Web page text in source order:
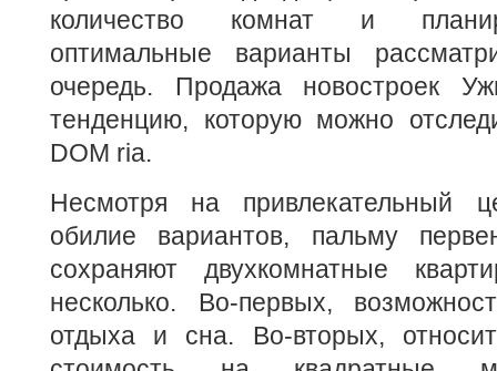
количество комнат и
оптимальные варианты
очередь. Продажа новостроек
тенденцию, которую можно
DOM ria.
Несмотря на привлекательный
обилие вариантов, пальму
сохраняют двухкомнатные
несколько. Во-первых,
отдыха и сна. Во-вторых,